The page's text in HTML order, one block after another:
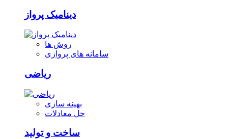
دینامیک پرواز
روش ها
سامانه های پروازی
ریاضی
بهینه سازی
حل معادلات
ساخت و تولید